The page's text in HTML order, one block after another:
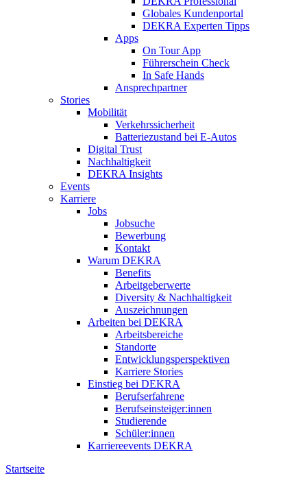
Globales Kundenportal
DEKRA Experten Tipps
Apps
On Tour App
Führerschein Check
In Safe Hands
Ansprechpartner
Stories
Mobilität
Verkehrssicherheit
Batteriezustand bei E-Autos
Digital Trust
Nachhaltigkeit
DEKRA Insights
Events
Karriere
Jobs
Jobsuche
Bewerbung
Kontakt
Warum DEKRA
Benefits
Arbeitgeberwerte
Diversity & Nachhaltigkeit
Auszeichnungen
Arbeiten bei DEKRA
Arbeitsbereiche
Standorte
Entwicklungsperspektiven
Karriere Stories
Einstieg bei DEKRA
Berufserfahrene
Berufseinsteiger:innen
Studierende
Schüler:innen
Karriereevents DEKRA
Startseite